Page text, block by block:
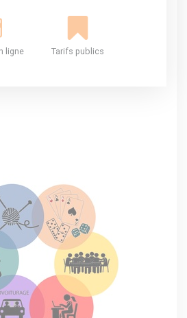
ligne Tarifs publics